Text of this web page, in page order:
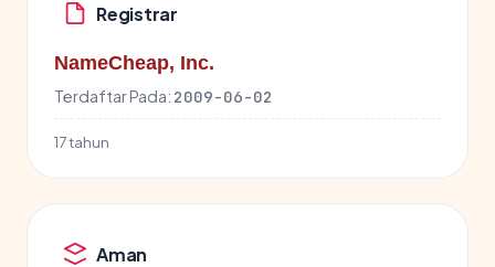
Registrar
NameCheap, Inc.
Terdaftar Pada: 2009-06-02
17 tahun
Aman